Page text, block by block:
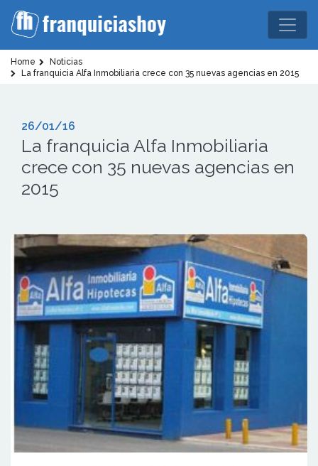
Home
Noticias
La franquicia Alfa Inmobiliaria crece con 35 nuevas agencias en 2015
26/01/16
La franquicia Alfa Inmobiliaria
crece con 35 nuevas agencias en
2015